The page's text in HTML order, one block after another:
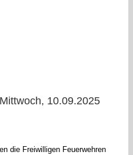
10.09.2025
die Freiwilligen Feuerwehren